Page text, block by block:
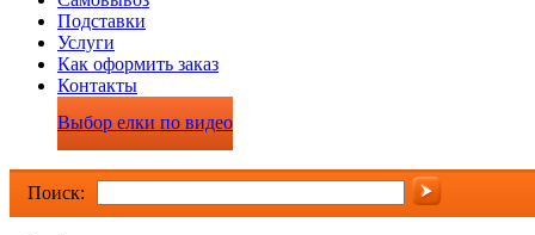
Подставки
Услуги
Как оформить заказ
Контакты
Выбор елки по видео
Поиск: